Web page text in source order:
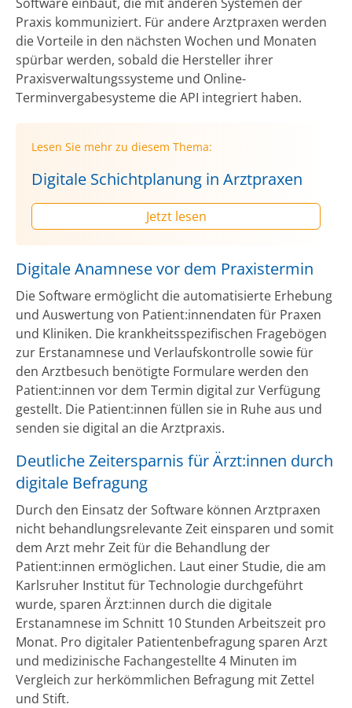
Praxis kommuniziert. Für andere Arztpraxen werden
die Vorteile in den nächsten Wochen und Monaten
spürbar werden, sobald die Hersteller ihrer
Praxisverwaltungssysteme und Online-
Terminvergabesysteme die API integriert haben.
Lesen Sie mehr zu diesem Thema:
Digitale Schichtplanung in Arztpraxen
Jetzt lesen
Digitale Anamnese vor dem Praxistermin
Die Software ermöglicht die automatisierte Erhebung
und Auswertung von Patient:innendaten für Praxen
und Kliniken. Die krankheitsspezifischen Fragebögen
zur Erstanamnese und Verlaufskontrolle sowie für
den Arztbesuch benötigte Formulare werden den
Patient:innen vor dem Termin digital zur Verfügung
gestellt. Die Patient:innen füllen sie in Ruhe aus und
senden sie digital an die Arztpraxis.
Deutliche Zeitersparnis für Ärzt:innen durch
digitale Befragung
Durch den Einsatz der Software können Arztpraxen
nicht behandlungsrelevante Zeit einsparen und somit
dem Arzt mehr Zeit für die Behandlung der
Patient:innen ermöglichen. Laut einer Studie, die am
Karlsruher Institut für Technologie durchgeführt
wurde, sparen Ärzt:innen durch die digitale
Erstanamnese im Schnitt 10 Stunden Arbeitszeit pro
Monat. Pro digitaler Patientenbefragung sparen Arzt
und medizinische Fachangestellte 4 Minuten im
Vergleich zur herkömmlichen Befragung mit Zettel
und Stift.